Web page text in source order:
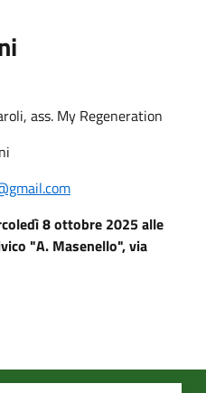
ass. My Regeneration
8 ottobre 2025 alle
"A. Masenello", via